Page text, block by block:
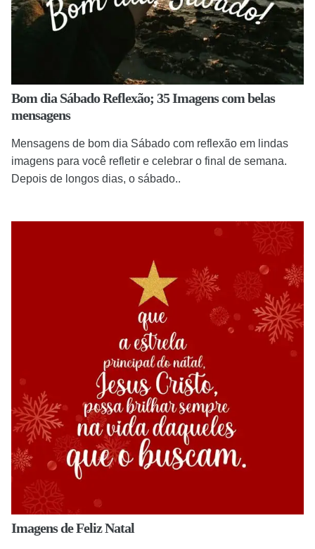
Bom dia Sábado Reflexão; 35 Imagens com belas
mensagens
Mensagens de bom dia Sábado com reflexão em lindas
imagens para você refletir e celebrar o final de semana.
Depois de longos dias, o sábado..
Imagens de Feliz Natal